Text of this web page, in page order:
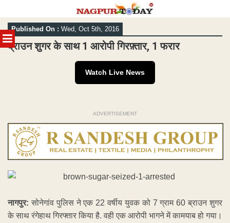
MENU
Skip
to
content
Published On : Wed, Oct 5th, 2016
ब्राउन शुगर के साथ 1 आरोपी गिरफ़्तार, 1 फरार
Watch Live News
ADVERTISEMENT
नागपुर: सोनेगांव पुलिस ने एक 22 वर्षीय युवक को 7 ग्राम 60 ब्राउन शुगर
के साथ रंगेहाथ गिरफ्तार किया है. वही एक आरोपी भागने में कामयाब हो गया।